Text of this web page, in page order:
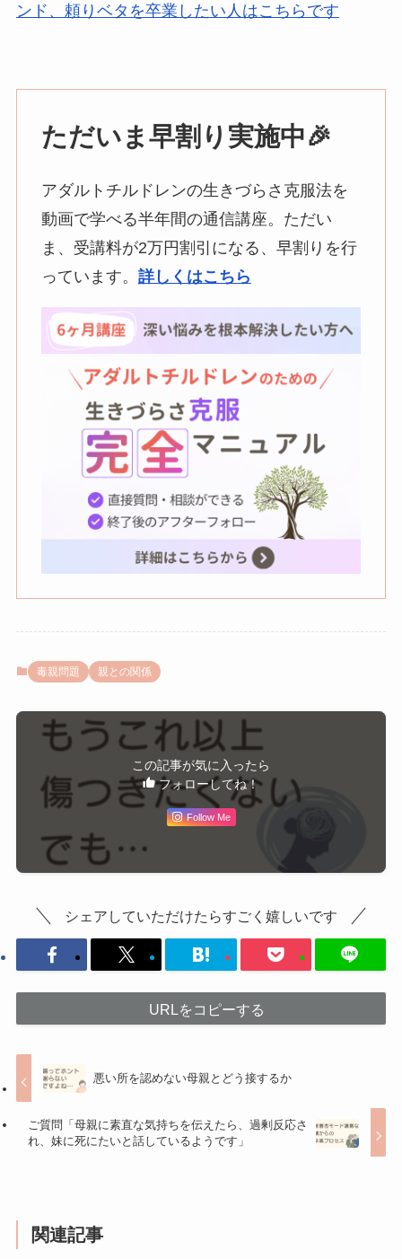
ンド、頼りベタを卒業したい人はこちらです
ただいま早割り実施中🎉
アダルトチルドレンの生きづらさ克服法を
動画で学べる半年間の通信講座。ただい
ま、受講料が2万円割引になる、早割りを行
っています。 詳しくはこちら
毒親問題 親との関係
この記事が気に入ったら
フォローしてね！
Follow Me
シェアしていただけたらすごく嬉しいです
URLをコピーする
悪い所を認めない母親とどう接するか
ご質問「母親に素直な気持ちを伝えたら、過剰反応さ
れ、妹に死にたいと話しているようです」
関連記事